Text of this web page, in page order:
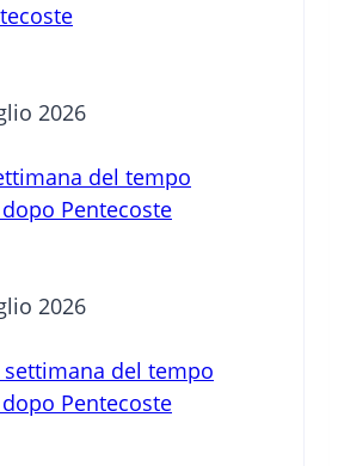
2026
del tempo
Pentecoste
2026
del tempo
Pentecoste